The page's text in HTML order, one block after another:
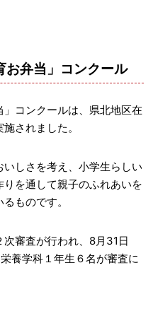
お弁当」コンクール
」コンクールは、県北地区在
されました。
しさを考え、小学生らしい
を通して親子のふれあいを
ものです。
審査が行われ、8月31日
養学科１年生６名が審査に